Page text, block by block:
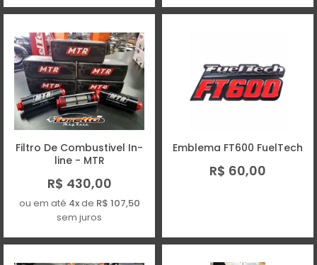
Filtro De Combustivel In-
line - MTR
R$ 430,00
ou em até 4xde R$ 107,50
sem juros
Emblema FT600 FuelTech
R$ 60,00